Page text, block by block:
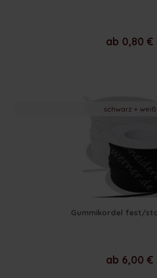
ab 0,80 €
schwarz + weiß
Gummikordel fest/
ab 6,00 €